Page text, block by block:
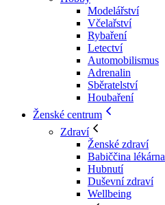
Modelářství
Včelařství
Rybaření
Letectví
Automobilismus
Adrenalin
Sběratelství
Houbaření
Ženské centrum
Zdraví
Ženské zdraví
Babiččina lékárna
Hubnutí
Duševní zdraví
Wellbeing